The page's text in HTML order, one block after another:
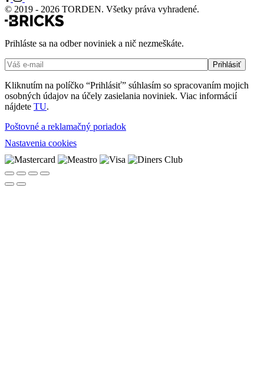
© 2019 - 2026 TORDEN. Všetky práva vyhradené.
Prihláste sa na odber noviniek a nič nezmeškáte.
Kliknutím na políčko “Prihlásiť” súhlasím so spracovaním mojich
osobných údajov na účely zasielania noviniek. Viac informácií
nájdete TU.
Poštovné a reklamačný poriadok
Nastavenia cookies